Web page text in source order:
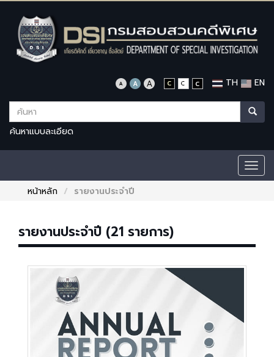
TH EN
ค้นหาแบบละเอียด
หน้าหลัก
รายงานประจำปี
รายงานประจำปี (21 รายการ)